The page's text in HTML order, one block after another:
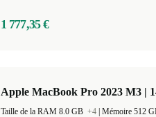
1 777,35 €
Apple MacBook Pro 2023 M3 |
Taille de la RAM 8.0 GB +4 Mémoire 512